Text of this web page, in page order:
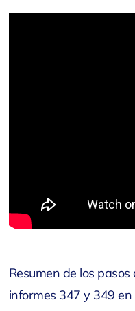
Resumen de los
informes 347 y 349 en